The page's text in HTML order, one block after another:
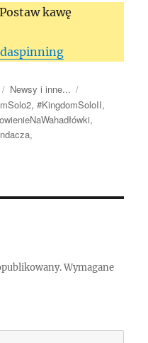
kawę
Kategorie
Newsy i inne...
,#KingdomSoloII,
,
,
Wymagane